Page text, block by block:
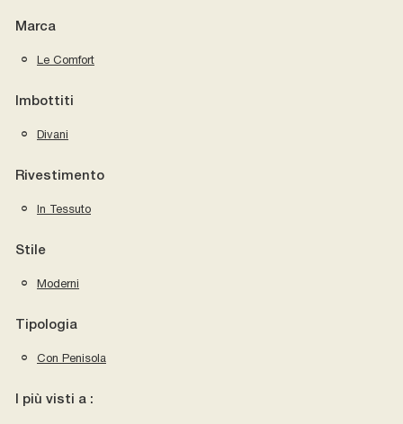
Marca
Le Comfort
Imbottiti
Divani
Rivestimento
In Tessuto
Stile
Moderni
Tipologia
Con Penisola
I più visti a :